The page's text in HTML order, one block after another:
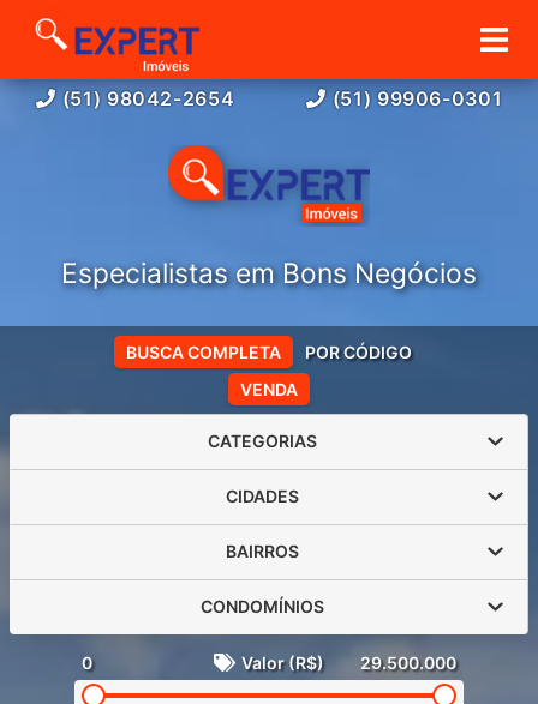
(51) 98042-2654 (51) 99906-0301
Especialistas em Bons Negócios
VENDA
BUSCA COMPLETA POR CÓDIGO
CATEGORIAS
CIDADES
BAIRROS
CONDOMÍNIOS
0 Valor (R$) 29.500.000